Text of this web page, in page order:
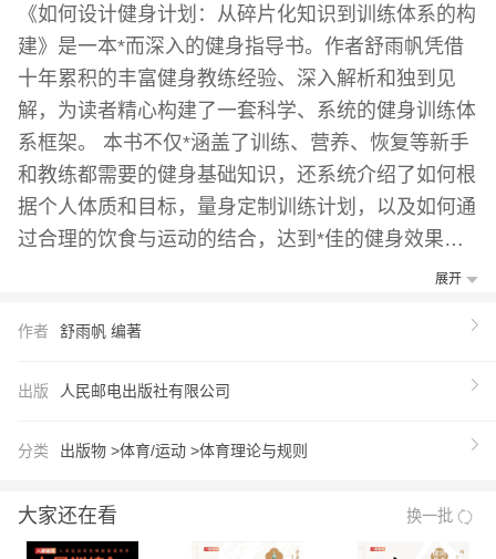
《如何设计健身计划：从碎片化知识到训练体系的构
建》是一本*而深入的健身指导书。作者舒雨帆凭借
十年累积的丰富健身教练经验、深入解析和独到见
解，为读者精心构建了一套科学、系统的健身训练体
系框架。 本书不仅*涵盖了训练、营养、恢复等新手
和教练都需要的健身基础知识，还系统介绍了如何根
据个人体质和目标，量身定制训练计划，以及如何通
过合理的饮食与运动的结合，达到*佳的健身效果。
书中详细解答了众多健身爱好者在健身过程中遇到的
在纷繁复杂的健身信息中，提炼出真正适合自己的训
练，都能从中获得宝贵的知识和启发，实现自我提升
展开
作者 舒雨帆 编著
出版 人民邮电出版社有限公司
分类 出版物 >体育/运动 >体育理论与规则
大家还在看 换一批